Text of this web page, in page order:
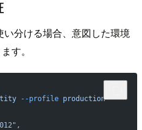
分ける場合、意図した環境
す。
--profile production